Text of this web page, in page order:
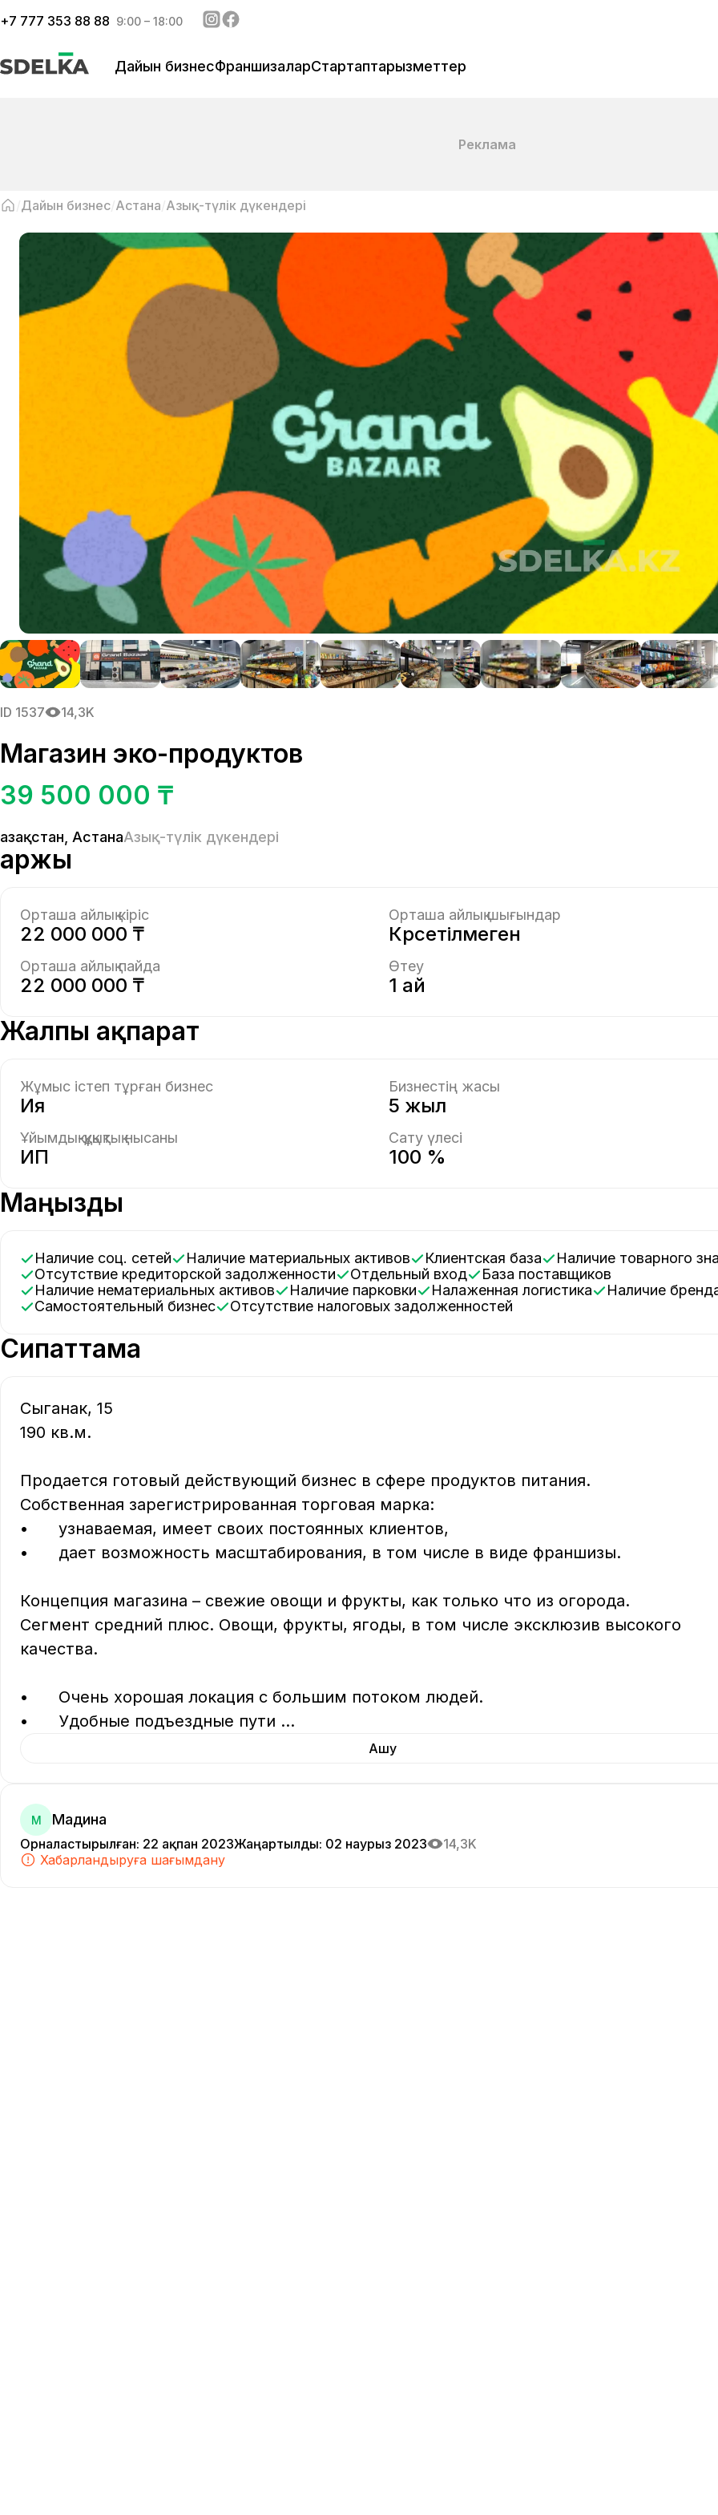
+7 777 353 88 88 9:00 – 18:00
Дайын бизнесФраншизаларСтартаптарҚызметтер
Реклама
Дайын бизнес Астана Азық-түлік дүкендері
ID 1537 14,3K
Магазин эко-продуктов
39 500 000 ₸
Қазақстан АстанаАзық-түлік дүкендері
Қаржы
Орташа айлық кіріс
22 000 000 ₸
Орташа айлық шығындар
Көрсетілмеген
Орташа айлық пайда
22 000 000 ₸
Өтеу
1 ай
Жалпы ақпарат
Жұмыс істеп тұрған бизнес
Ия
Бизнестің жасы
5 жыл
Ұйымдық-құқықтық нысаны
ИП
Сату үлесі
100 %
Маңызды
Наличие соц. сетей Наличие материальных активов Клиентская база
Наличие товарного
Отсутствие кредиторской задолженности
Отдельный вход
База поставщиков
Наличие нематериальных активов
Наличие парковки Налаженная логистика
Наличие
Самостоятельный бизнес
Отсутствие налоговых задолженностей
Сипаттама
Сыганак, 15
190 кв.м.
Продается готовый действующий бизнес в сфере продуктов питания.
Собственная зарегистрированная торговая марка:
•	узнаваемая, имеет своих постоянных клиентов,
•	дает возможность масштабирования, в том числе в виде франшизы.
Концепция магазина – свежие овощи и фрукты, как только что из огорода.
Сегмент средний плюс. Овощи, фрукты, ягоды, в том числе эксклюзив высокого
качества.
•	Очень хорошая локация с большим потоком людей.
•	Удобные подъездные пути ...
Ашу
М Мадина
Орналастырылған: 22 ақпан 2023Жаңартылды: 02 наурыз 2023
14,3K
Хабарландыруға шағымдану